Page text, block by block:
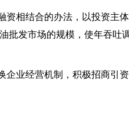
相结合的办法，以投资主
批发市场的规模，使年吞吐
业经营机制，积极招商引